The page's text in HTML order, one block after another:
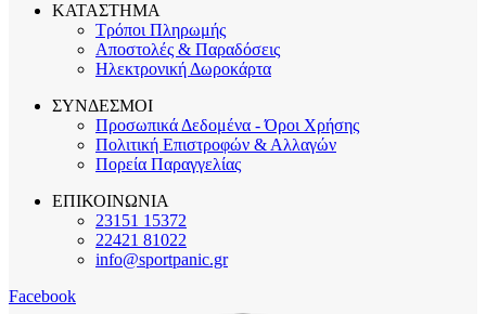
ΚΑΤΑΣΤΗΜΑ
Τρόποι Πληρωμής
Αποστολές & Παραδόσεις
Ηλεκτρονική Δωροκάρτα
ΣΥΝΔΕΣΜΟΙ
Προσωπικά Δεδομένα - Όροι Χρήσης
Πολιτική Επιστροφών & Αλλαγών
Πορεία Παραγγελίας
ΕΠΙΚΟΙΝΩΝΙΑ
23151 15372
22421 81022
info@sportpanic.gr
Facebook